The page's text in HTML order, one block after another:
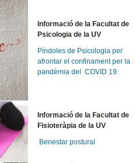
Informació de la Facultat de
Psicologia de la UV
Píndoles de Psicologia per
afrontar el confinament per la
pandèmia del COVID 19.
Informació de la Facultat de
Fisioteràpia de la UV
Benestar postural